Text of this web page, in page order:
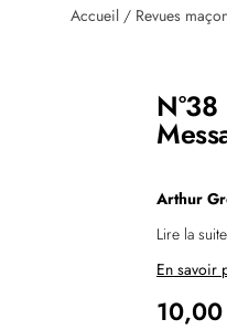
Accueil/ Revues
Arthur
Lire la suite
En savoir
10,00